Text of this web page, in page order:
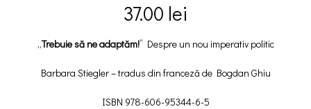
37.00 lei
„Trebuie să ne adaptăm!” Despre un nou imperativ politic
Barbara Stiegler – tradus din franceză de Bogdan Ghiu
ISBN 978-606-95344-6-5